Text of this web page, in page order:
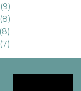
(9)
(8)
(8)
(7)